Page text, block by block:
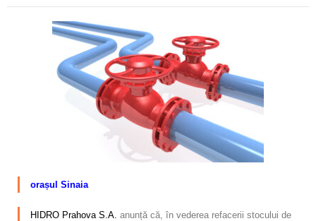
Informații de interes public
Calitatea apei
orașul Sinaia
HIDRO Prahova S.A. anunță că, în vederea refacerii stocului de